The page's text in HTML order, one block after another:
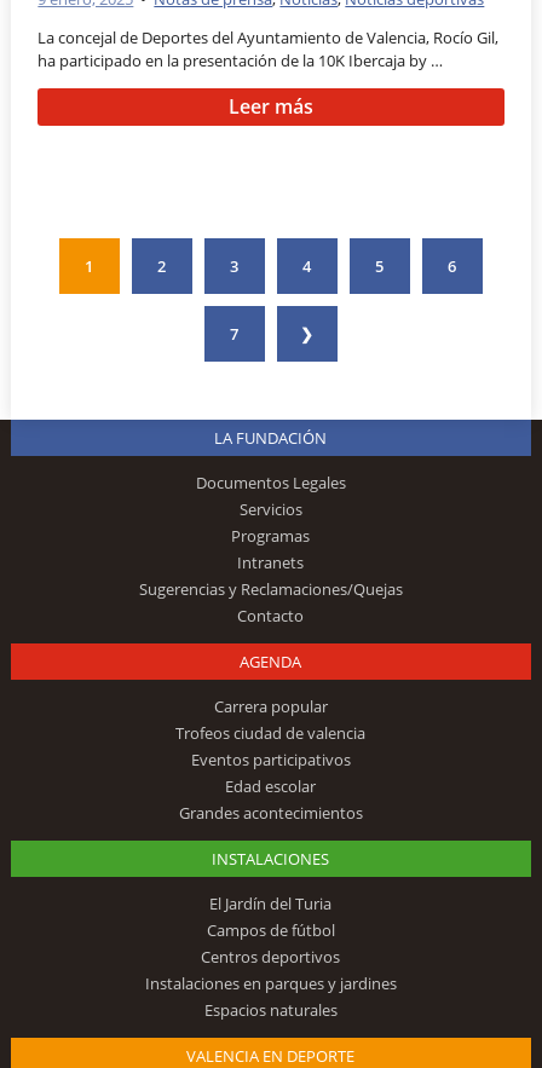
La concejal de Deportes del Ayuntamiento de Valencia, Rocío Gil,
ha participado en la presentación de la 10K Ibercaja by …
Leer más
1 2 3 4 5 6
7 ❯
LA FUNDACIÓN
Documentos Legales
Servicios
Programas
Intranets
Sugerencias y Reclamaciones/Quejas
Contacto
AGENDA
Carrera popular
Trofeos ciudad de valencia
Eventos participativos
Edad escolar
Grandes acontecimientos
INSTALACIONES
El Jardín del Turia
Campos de fútbol
Centros deportivos
Instalaciones en parques y jardines
Espacios naturales
VALENCIA EN DEPORTE